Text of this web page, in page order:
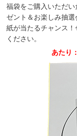
福袋をご購入いただ
ゼント＆お楽しみ抽
紙が当たるチャンス
ください。
あたり